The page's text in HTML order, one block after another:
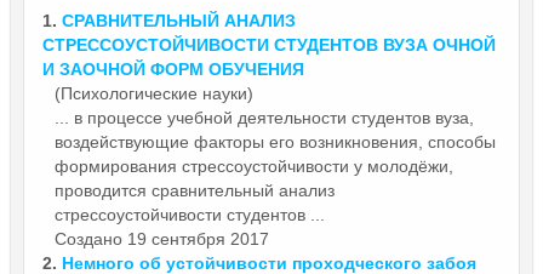
1. СРАВНИТЕЛЬНЫЙ АНАЛИЗ
СТРЕССОУСТОЙЧИВОСТИ СТУДЕНТОВ ВУЗА ОЧНОЙ
И ЗАОЧНОЙ ФОРМ ОБУЧЕНИЯ
(Психологические науки)
... в процессе учебной деятельности студентов вуза,
воздействующие факторы его возникновения, способы
формирования стрессоустойчивости у молодёжи,
проводится сравнительный анализ
стрессоустойчивости студентов ...
Создано 19 сентября 2017
2. Немного об устойчивости проходческого забоя